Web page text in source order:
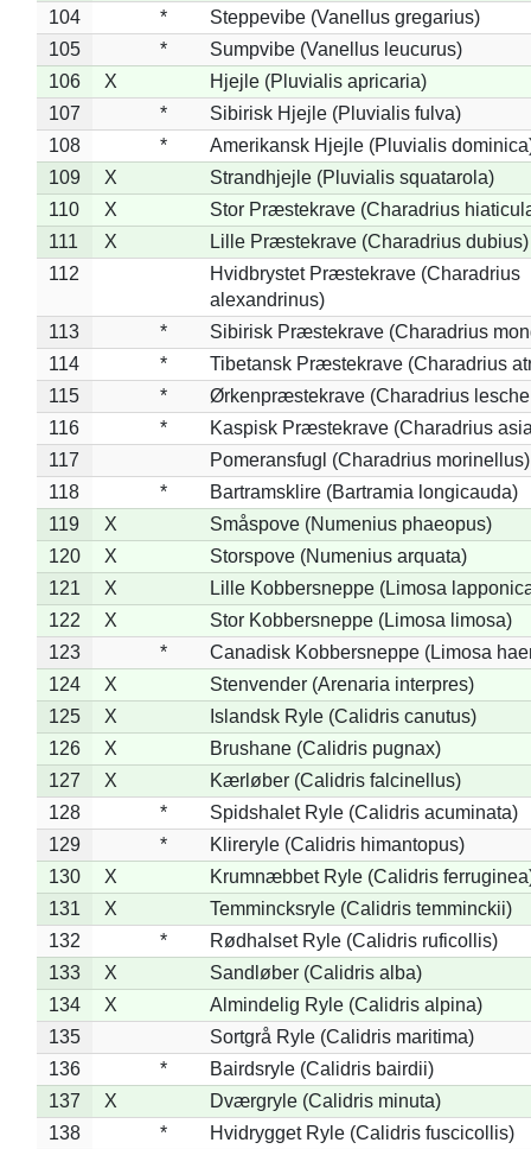
104 *
Steppevibe (Vanellus gregarius)
105
*
Sumpvibe (Vanellus leucurus)
106
X
Hjejle (Pluvialis apricaria)
107
*
Sibirisk Hjejle (Pluvialis fulva)
108
*
Amerikansk Hjejle (Pluvialis
109
X
Strandhjejle (Pluvialis squatarola)
110
X
Stor Præstekrave (Charadrius
111
X
Lille Præstekrave (Charadrius dubius)
112
Hvidbrystet Præstekrave (Charadrius
alexandrinus)
113
*
Sibirisk Præstekrave (Charadrius
114
*
Tibetansk Præstekrave (Charadrius
115
*
Ørkenpræstekrave (Charadrius
116
*
Kaspisk Præstekrave (Charadrius
117
Pomeransfugl (Charadrius morinellus)
118
*
Bartramsklire (Bartramia longicauda)
119
X
Småspove (Numenius phaeopus)
120
X
Storspove (Numenius arquata)
121
X
Lille Kobbersneppe (Limosa
122
X
Stor Kobbersneppe (Limosa limosa)
123
*
Canadisk Kobbersneppe (Limosa
124
X
Stenvender (Arenaria interpres)
125
X
Islandsk Ryle (Calidris canutus)
126
X
Brushane (Calidris pugnax)
127
X
Kærløber (Calidris falcinellus)
128
*
Spidshalet Ryle (Calidris acuminata)
129
*
Klireryle (Calidris himantopus)
130
X
Krumnæbbet Ryle (Calidris
131
X
Temmincksryle (Calidris temminckii)
132
*
Rødhalset Ryle (Calidris ruficollis)
133
X
Sandløber (Calidris alba)
134
X
Almindelig Ryle (Calidris alpina)
135
Sortgrå Ryle (Calidris maritima)
136
*
Bairdsryle (Calidris bairdii)
137
X
Dværgryle (Calidris minuta)
138
*
Hvidrygget Ryle (Calidris fuscicollis)